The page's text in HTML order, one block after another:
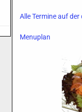
Alle Termine auf
Menuplan